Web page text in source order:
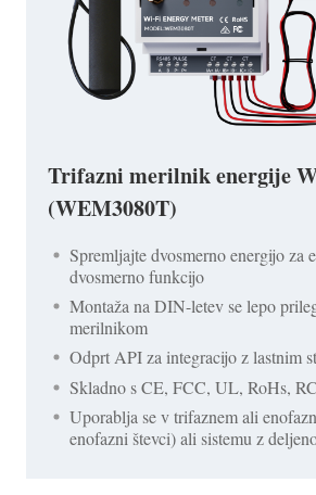
Trifazni merilnik energije
(WEM3080T)
Spremljajte dvosmerno energijo za
dvosmerno funkcijo
Montaža na DIN-letev se lepo
merilnikom
Odprt API za integracijo z lastnim
Skladno s CE, FCC, UL, RoHs,
Uporablja se v trifaznem ali
enofazni števci) ali sistemu z